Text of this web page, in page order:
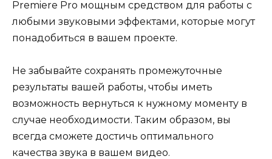
Premiere Pro мощным средством для работы с
любыми звуковыми эффектами, которые могут
понадобиться в вашем проекте.
Не забывайте сохранять промежуточные
результаты вашей работы, чтобы иметь
возможность вернуться к нужному моменту в
случае необходимости. Таким образом, вы
всегда сможете достичь оптимального
качества звука в вашем видео.